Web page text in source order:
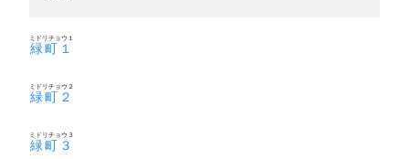
緑町１
ミドリチョウ１
緑町２
ミドリチョウ２
緑町３
ミドリチョウ３